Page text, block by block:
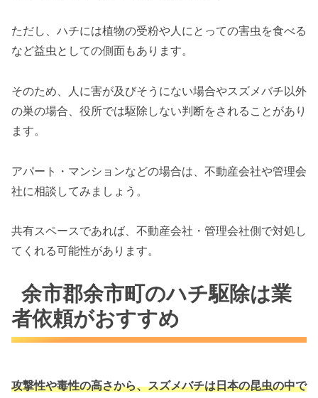
ただし、ハチには植物の受粉や人にとっての害虫を食べる
など益虫としての側面もあります。
そのため、人に害が及びそうにない場合やスズメバチ以外
の巣の場合、役所では駆除しない判断をされることがあり
ます。
アパート・マンションなどの場合は、不動産会社や管理会
社に相談してみましょう。
共有スペースであれば、不動産会社・管理会社側で対処し
てくれる可能性があります。
余市郡余市町のハチ駆除は業
者依頼がおすすめ
攻撃性や毒性の高さから、スズメバチは日本の昆虫の中で